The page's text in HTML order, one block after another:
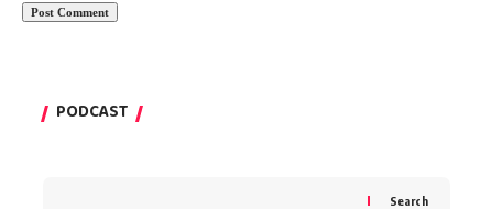
PODCAST
Search